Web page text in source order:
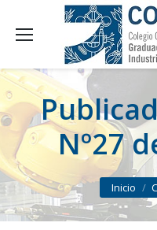
Nº27
You are here:
Inicio